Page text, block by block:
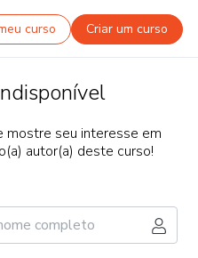
curso Criar um curso
mostre seu interesse em
autor(a) deste curso!